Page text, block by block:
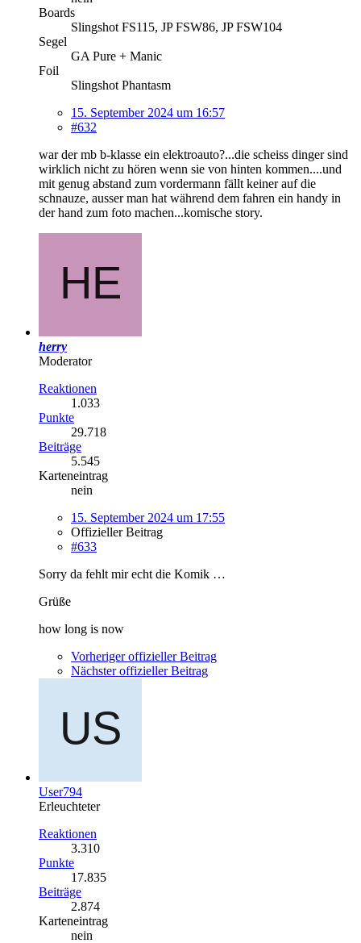
Boards
Slingshot FS115, JP FSW86, JP FSW104
Segel
GA Pure + Manic
Foil
Slingshot Phantasm
15. September 2024 um 16:57
#632
war der mb b-klasse ein elektroauto?...die scheiss dinger sind
wirklich nicht zu hören wenn sie von hinten kommen....und
mit genug abstand zum vordermann fällt keiner auf die
schnauze, ausser man hat während dem fahren ein handy in
der hand zum foto machen...komische story.
herry
Moderator
Reaktionen
1.033
Punkte
29.718
Beiträge
5.545
Karteneintrag
nein
15. September 2024 um 17:55
Offizieller Beitrag
#633
Sorry da fehlt mir echt die Komik …
Grüße
how long is now
Vorheriger offizieller Beitrag
Nächster offizieller Beitrag
User794
Erleuchteter
Reaktionen
3.310
Punkte
17.835
Beiträge
2.874
Karteneintrag
nein